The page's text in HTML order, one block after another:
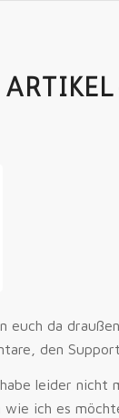
euch da
den
leider nicht
ich es